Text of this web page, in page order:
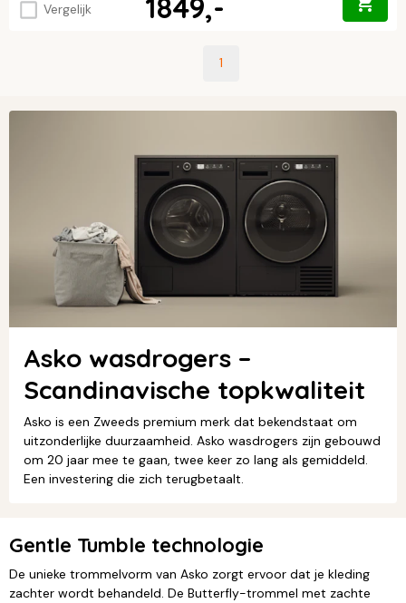
Vergelijk
1
Asko wasdrogers –
Scandinavische topkwaliteit
Asko is een Zweeds premium merk dat bekendstaat om
uitzonderlijke duurzaamheid. Asko wasdrogers zijn gebouwd
om 20 jaar mee te gaan, twee keer zo lang als gemiddeld.
Een investering die zich terugbetaalt.
Gentle Tumble technologie
De unieke trommelvorm van Asko zorgt ervoor dat je kleding
zachter wordt behandeld. De Butterfly-trommel met zachte